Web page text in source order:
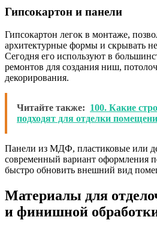
Гипсокартон и панели
Гипсокартон легок в монтаже,
архитектурные формы и скрывать
Сегодня его используют в
ремонтов для создания ниш,
декорирования.
Читайте также: 100. Какие
подходят для отделки
Панели из МДФ, пластиковые или
современный вариант оформления
быстро обновить внешний вид
Материалы для
и финишной